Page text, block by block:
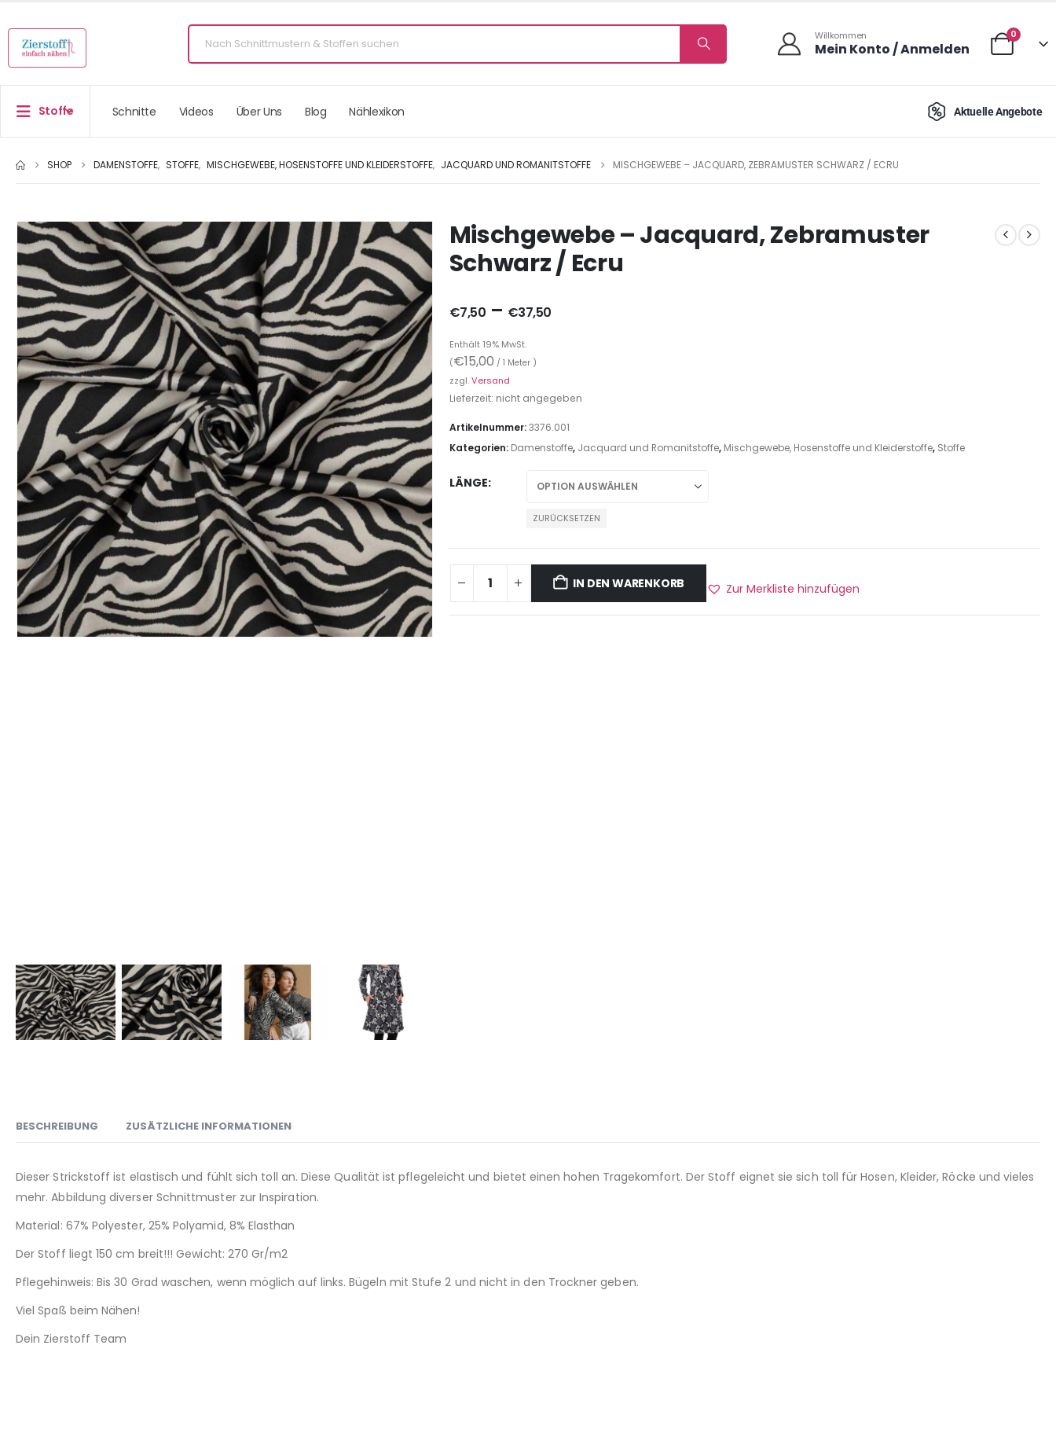
Willkommen
Mein Konto / Anmelden
0
Stoffe Schnitte Videos Über Uns Blog Nählexikon Aktuelle Angebote
SHOP DAMENSTOFFE, STOFFE, MISCHGEWEBE, HOSENSTOFFE UND KLEIDERSTOFFE, JACQUARD UND ROMANITSTOFFE MISCHGEWEBE – JACQUARD, ZEBRAMUSTER SCHWARZ / ECRU
Mischgewebe – Jacquard, Zebramuster
Schwarz / Ecru
€7,50 – €37,50
Enthält 19% MwSt.
(€15,00 / 1 Meter )
zzgl.Versand
Lieferzeit: nicht angegeben
Artikelnummer:3376.001
Kategorien: Damenstoffe, Jacquard und Romanitstoffe, Mischgewebe, Hosenstoffe und Kleiderstoffe, Stoffe
LÄNGE
ZURÜCKSETZEN
IN DEN WARENKORB Zur Merkliste hinzufügen
BESCHREIBUNG ZUSÄTZLICHE INFORMATIONEN
Dieser Strickstoff ist elastisch und fühlt sich toll an. Diese Qualität ist pflegeleicht und bietet einen hohen Tragekomfort. Der Stoff eignet sie sich toll für Hosen, Kleider, Röcke und vieles
mehr. Abbildung diverser Schnittmuster zur Inspiration.
Material: 67% Polyester, 25% Polyamid, 8% Elasthan
Der Stoff liegt 150 cm breit!!! Gewicht: 270 Gr/m2
Pflegehinweis: Bis 30 Grad waschen, wenn möglich auf links. Bügeln mit Stufe 2 und nicht in den Trockner geben.
Viel Spaß beim Nähen!
Dein Zierstoff Team